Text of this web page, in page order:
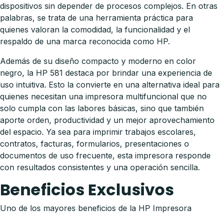
dispositivos sin depender de procesos complejos. En otras
palabras, se trata de una herramienta práctica para
quienes valoran la comodidad, la funcionalidad y el
respaldo de una marca reconocida como HP.
Además de su diseño compacto y moderno en color
negro, la HP 581 destaca por brindar una experiencia de
uso intuitiva. Esto la convierte en una alternativa ideal para
quienes necesitan una impresora multifuncional que no
solo cumpla con las labores básicas, sino que también
aporte orden, productividad y un mejor aprovechamiento
del espacio. Ya sea para imprimir trabajos escolares,
contratos, facturas, formularios, presentaciones o
documentos de uso frecuente, esta impresora responde
con resultados consistentes y una operación sencilla.
Beneficios Exclusivos
Uno de los mayores beneficios de la HP Impresora